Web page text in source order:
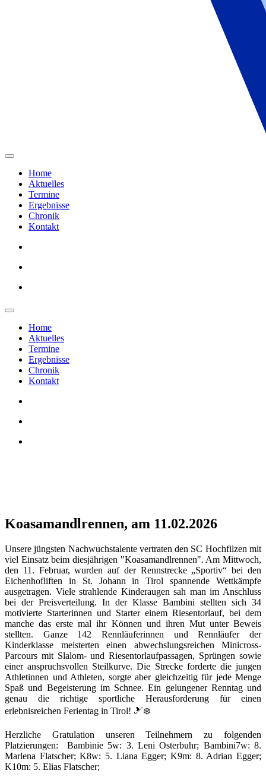
Home
Aktuelles
Termine
Ergebnisse
Chronik
Kontakt
Home
Aktuelles
Termine
Ergebnisse
Chronik
Kontakt
Koasamandlrennen, am 11.02.2026
Unsere jüngsten Nachwuchstalente vertraten den SC Hochfilzen mit
viel Einsatz beim diesjährigen "Koasamandlrennen". Am Mittwoch,
den 11. Februar, wurden auf der Rennstrecke „Sportiv“ bei den
Eichenhofliften in St. Johann in Tirol spannende Wettkämpfe
ausgetragen. Viele strahlende Kinderaugen sah man im Anschluss
bei der Preisverteilung. In der Klasse Bambini stellten sich 34
motivierte Starterinnen und Starter einem Riesentorlauf, bei dem
manche das erste mal ihr Können und ihren Mut unter Beweis
stellten. Ganze 142 Rennläuferinnen und Rennläufer der
Kinderklasse meisterten einen abwechslungsreichen Minicross-
Parcours mit Slalom- und Riesentorlaufpassagen, Sprüngen sowie
einer anspruchsvollen Steilkurve. Die Strecke forderte die jungen
Athletinnen und Athleten, sorgte aber gleichzeitig für jede Menge
Spaß und Begeisterung im Schnee. Ein gelungener Renntag und
genau die richtige sportliche Herausforderung für einen
erlebnisreichen Ferientag in Tirol! 🎿❄️
Herzliche Gratulation unseren Teilnehmern zu folgenden
Platzierungen: Bambinie 5w: 3. Leni Osterbuhr; Bambini7w: 8.
Marlena Flatscher; K8w: 5. Liana Egger; K9m: 8. Adrian Egger;
K10m: 5. Elias Flatscher;